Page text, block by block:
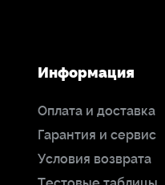
Информация
Оплата и доставка
Гарантия и сервис
Условия возврата